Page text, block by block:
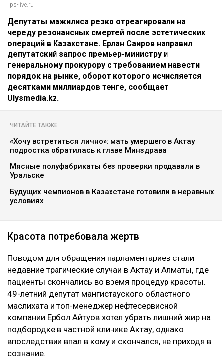
ps-live.ru
Депутаты мажилиса резко отреагировали на
череду резонансных смертей после эстетических
операций в Казахстане. Ерлан Саиров направил
депутатский запрос премьер-министру и
генеральному прокурору с требованием навести
порядок на рынке, оборот которого исчисляется
десятками миллиардов тенге, сообщает
Ulysmedia.kz.
ЧИТАЙТЕ ТАКЖЕ
«Хочу встретиться лично»: мать умершего в Актау
подростка обратилась к главе Минздрава
Мясные полуфабрикаты без проверки продавали в
Уральске
Будущих чемпионов в Казахстане готовили в неравных
условиях
Красота потребовала жертв
Поводом для обращения парламентариев стали
недавние трагические случаи в Актау и Алматы, где
пациенты скончались во время процедур красоты.
49-летний депутат мангистауского областного
маслихата и топ-менеджер нефтесервисной
компании Ербол Айтуов хотел убрать лишний жир на
подбородке в частной клинике Актау, однако
впоследствии впал в кому и скончался, не приходя в
сознание.